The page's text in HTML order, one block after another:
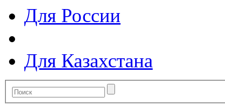
Для России
Для Казахстана